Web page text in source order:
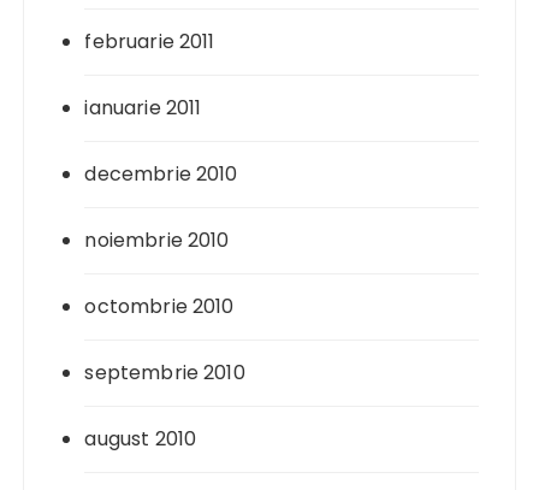
februarie 2011
ianuarie 2011
decembrie 2010
noiembrie 2010
octombrie 2010
septembrie 2010
august 2010